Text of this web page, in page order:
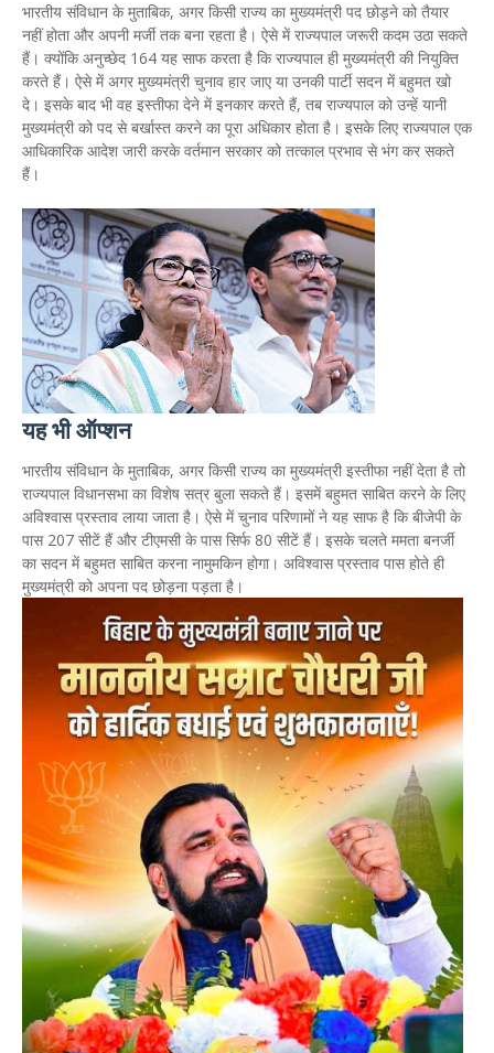
भारतीय संविधान के मुताबिक, अगर किसी राज्य का मुख्यमंत्री पद छोड़ने को तैयार
नहीं होता और अपनी मर्जी तक बना रहता है। ऐसे में राज्यपाल जरूरी कदम उठा सकते
हैं। क्योंकि अनुच्छेद 164 यह साफ करता है कि राज्यपाल ही मुख्यमंत्री की नियुक्ति
करते हैं। ऐसे में अगर मुख्यमंत्री चुनाव हार जाए या उनकी पार्टी सदन में बहुमत खो
दे। इसके बाद भी वह इस्तीफा देने में इनकार करते हैं, तब राज्यपाल को उन्हें यानी
मुख्यमंत्री को पद से बर्खास्त करने का पूरा अधिकार होता है। इसके लिए राज्यपाल एक
आधिकारिक आदेश जारी करके वर्तमान सरकार को तत्काल प्रभाव से भंग कर सकते
हैं।
यह भी ऑप्शन
भारतीय संविधान के मुताबिक, अगर किसी राज्य का मुख्यमंत्री इस्तीफा नहीं देता है तो
राज्यपाल विधानसभा का विशेष सत्र बुला सकते हैं। इसमें बहुमत साबित करने के लिए
अविश्वास प्रस्ताव लाया जाता है। ऐसे में चुनाव परिणामों ने यह साफ है कि बीजेपी के
पास 207 सीटें हैं और टीएमसी के पास सिर्फ 80 सीटें हैं। इसके चलते ममता बनर्जी
का सदन में बहुमत साबित करना नामुमकिन होगा। अविश्वास प्रस्ताव पास होते ही
मुख्यमंत्री को अपना पद छोड़ना पड़ता है।